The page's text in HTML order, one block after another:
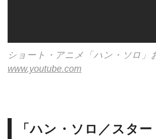
ショート・アニメ「ハン・ソロ」
www.youtube.com
「ハン・ソロ／スタ